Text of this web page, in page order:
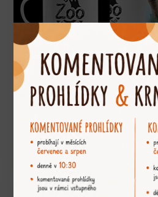
barva:bílá (barevné kresby zvířat)
zvíře:hyena skvrnitá (logo zoo)
280Kč
Plecháček